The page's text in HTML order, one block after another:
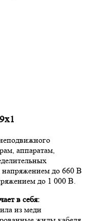
аппаратам,
до 660 В
до 1 000 В.
в себя:
из меди